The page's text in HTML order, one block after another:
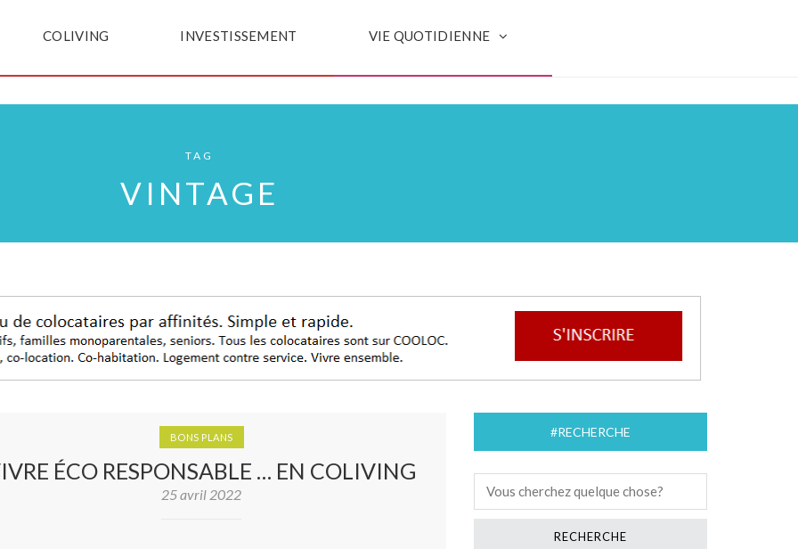
COLIVING INVESTISSEMENT VIE QUOTIDIENNE
TAG
VINTAGE
BONS PLANS
ÉCO RESPONSABLE … EN COLIVING
25 avril 2022
#RECHERCHE